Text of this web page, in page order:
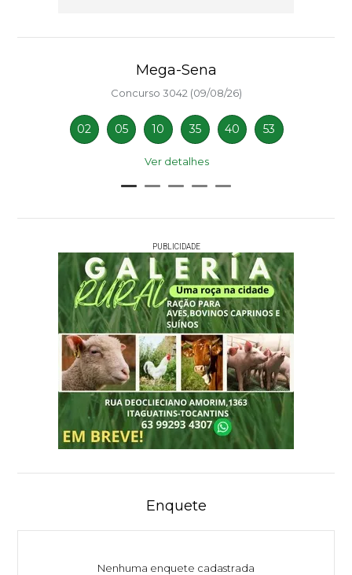
Mega-Sena
Concurso 3042 (09/08/26)
02 05 10 35 40 53
Ver detalhes
PUBLICIDADE
Enquete
Nenhuma enquete cadastrada